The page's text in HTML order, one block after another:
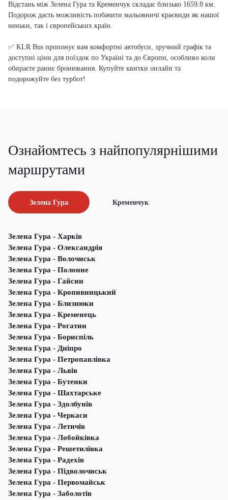
Відстань між Зелена Гура та Кременчук складає близько 1659.8 км.
Подорож дасть можливість побачити мальовничі краєвиди як нашої
неньки, так і європейських країн.
✅ KLR Bus пропонує вам комфортні автобуси, зручний графік та
доступні ціни для поїздок по Україні та до Європи, особливо коли
обираєте раннє бронювання. Купуйте квитки онлайн та
подорожуйте без турбот!
Ознайомтесь з найпопулярнішими
маршрутами
Зелена Гура Кременчук
Зелена Гура - Харків
Зелена Гура - Олександрія
Зелена Гура - Волочиськ
Зелена Гура - Полонне
Зелена Гура - Гайсин
Зелена Гура - Кропивницький
Зелена Гура - Близнюки
Зелена Гура - Кременець
Зелена Гура - Рогатин
Зелена Гура - Бориспіль
Зелена Гура - Дніпро
Зелена Гура - Петропавлівка
Зелена Гура - Львів
Зелена Гура - Бутенки
Зелена Гура - Шахтарське
Зелена Гура - Здолбунів
Зелена Гура - Черкаси
Зелена Гура - Летичів
Зелена Гура - Лобойківка
Зелена Гура - Решетилівка
Зелена Гура - Радехів
Зелена Гура - Підволочиськ
Зелена Гура - Первомайськ
Зелена Гура - Заболотів